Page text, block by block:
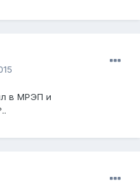
в МРЭП и